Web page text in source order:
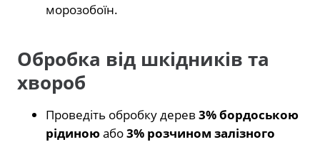
морозобоїн.
Обробка від шкідників та
хвороб
Проведіть обробку дерев 3% бордоською
рідиноюабо3% розчином залізного